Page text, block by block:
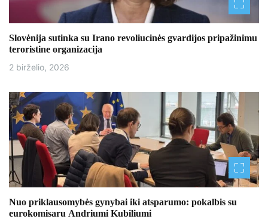
š
ų
Slovėnija sutinka su Irano revoliucinės gvardijos pripažinimu
teroristine organizacija
2 birželio, 2026
Nuo priklausomybės gynybai iki atsparumo: pokalbis su
eurokomisaru Andriumi Kubiliumi